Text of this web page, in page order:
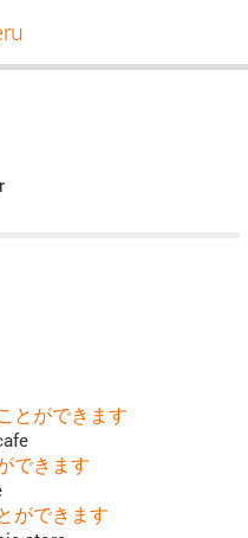
とができます
できます
ができます